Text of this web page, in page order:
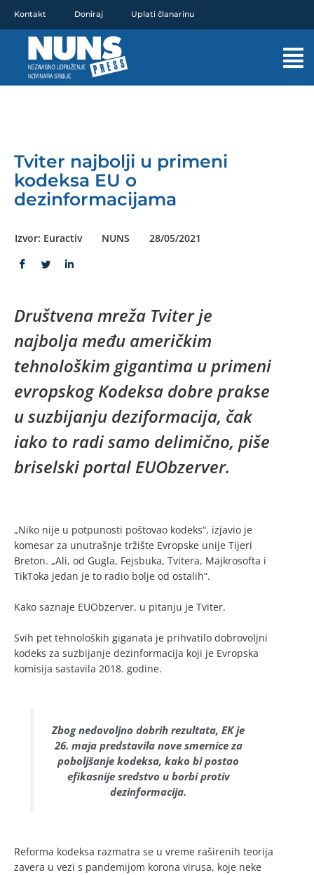
sadržaj
Kontakt Doniraj Uplati članarinu
Tviter najbolji u primeni
kodeksa EU o
dezinformacijama
Izvor: Euractiv NUNS 28/05/2021
Društvena mreža Tviter je
najbolja među američkim
tehnološkim gigantima u primeni
evropskog Kodeksa dobre prakse
u suzbijanju deziformacija, čak
iako to radi samo delimično, piše
briselski portal EUObzerver.
„Niko nije u potpunosti poštovao kodeks“, izjavio je
komesar za unutrašnje tržište Evropske unije Tijeri
Breton. „Ali, od Gugla, Fejsbuka, Tvitera, Majkrosofta i
TikToka jedan je to radio bolje od ostalih“.
Kako saznaje EUObzerver, u pitanju je Tviter.
Svih pet tehnoloških giganata je prihvatilo dobrovoljni
kodeks za suzbijanje dezinformacija koji je Evropska
komisija sastavila 2018. godine.
Zbog nedovoljno dobrih rezultata, EK je
26. maja predstavila nove smernice za
poboljšanje kodeksa, kako bi postao
efikasnije sredstvo u borbi protiv
dezinformacija.
Reforma kodeksa razmatra se u vreme raširenih teorija
zavera u vezi s pandemijom korona virusa, koje neke